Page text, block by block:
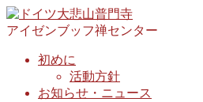
アイゼンブッフ禅センター
初めに
活動方針
お知らせ・ニュース